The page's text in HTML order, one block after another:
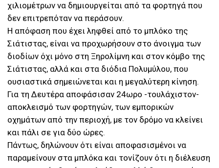
χιλιομέτρων να δημιουργείται από τα φορτηγά που
δεν επιτρεπόταν να περάσουν.
Η απόφαση που έχει ληφθεί από το μπλόκο της
Σιάτιστας, είναι να προχωρήσουν στο άνοιγμα των
διοδίων όχι μόνο στη Ξηρολίμνη και στον κόμβο της
Σιάτιστας, αλλά και στα διόδια Πολυμύλου, που
ουσιαστικά σημειώνεται και η μεγαλύτερη κίνηση.
Για τη Δευτέρα αποφάσισαν 24ωρο -τουλάχιστον-
αποκλεισμό των φορτηγών, των εμπορικών
οχημάτων από την περιοχή, με τον δρόμο να κλείνει
και πάλι σε για δύο ώρες.
Πάντως, δηλώνουν ότι είναι αποφασισμένοι να
παραμείνουν στα μπλόκα και τονίζουν ότι η διέλευση